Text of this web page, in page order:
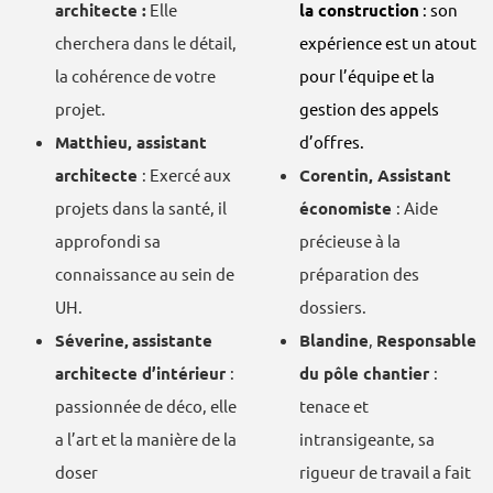
architecte : Elle
cherchera dans le détail,
la cohérence de votre
projet.
Matthieu, assistant
architecte : Exercé aux
projets dans la santé, il
approfondi sa
connaissance au sein de
UH.
Séverine,assistante
architecte d’intérieur :
passionnée de déco, elle
a l’art et la manière de la
doser
la construction : son
expérience est un atout
pour l’équipe et la
gestion des appels
d’offres.
Corentin, Assistant
économiste : Aide
précieuse à la
préparation des
dossiers.
Blandine, Responsable
du pôle chantier :
tenace et
intransigeante, sa
rigueur de travail a fait